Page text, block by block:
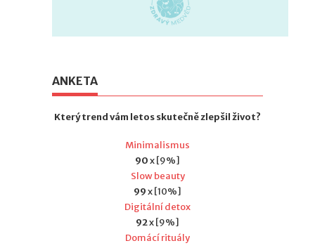
ANKETA
Který trend vám letos skutečně zlepšil život?
Minimalismus
90x [9%]
Slow beauty
99x [10%]
Digitální detox
92x [9%]
Domácí rituály